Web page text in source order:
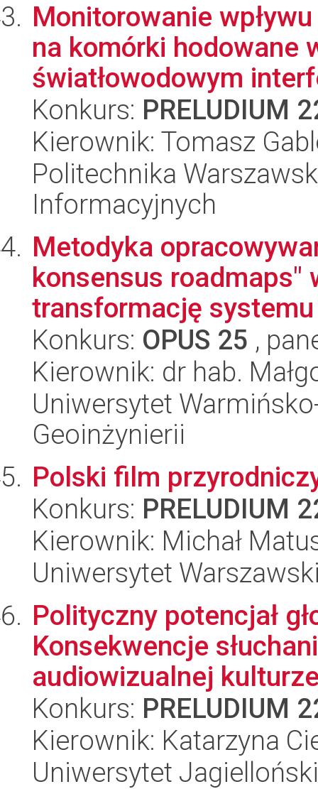
Monitorowanie
na komórki hodowane
światłowodowym
Konkurs: PRELUDIUM
Kierownik: Tomasz
Politechnika
Informacyjnych
Metodyka
konsensus roadmaps"
transformację
Konkurs: OPUS 25 ,
Kierownik: dr hab.
Uniwersytet
Geoinżynierii
Polski film
Konkurs: PRELUDIUM
Kierownik: Michał
Uniwersytet
Polityczny potencjał
Konsekwencje
audiowizualnej
Konkurs: PRELUDIUM
Kierownik: Katarzyna
Uniwersytet